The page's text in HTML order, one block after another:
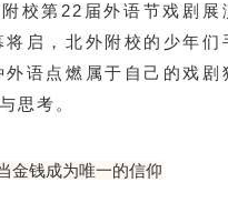
校第22届外语节戏剧展
启，北外附校的少年们
语点燃属于自己的戏剧
思考。
金钱成为唯一的信仰